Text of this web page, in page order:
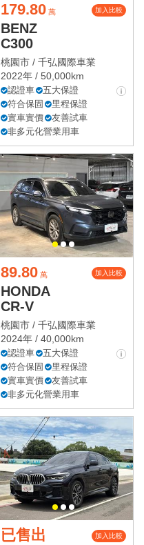
179.80 萬 加入比較
BENZ
C300
桃園市 / 千弘國際車業
2022年 / 50,000km
認證車
五大保證
符合保固
里程保證
實車實價
友善試車
非多元化營業用車
89.80 萬 加入比較
HONDA
CR-V
桃園市 / 千弘國際車業
2024年 / 40,000km
認證車
五大保證
符合保固
里程保證
實車實價
友善試車
非多元化營業用車
已售出 加入比較